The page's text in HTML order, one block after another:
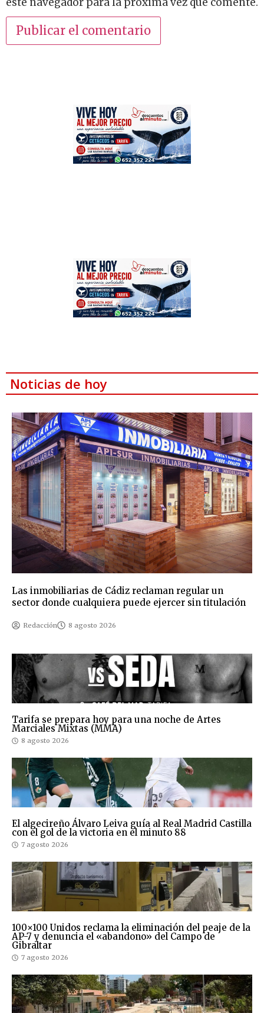
Noticias de hoy
Las inmobiliarias de Cádiz reclaman regular un
sector donde cualquiera puede ejercer sin titulación
Redacción 8 agosto 2026
Tarifa se prepara hoy para una noche de Artes
Marciales Mixtas (MMA)
8 agosto 2026
El algecireño Álvaro Leiva guía al Real Madrid Castilla
con el gol de la victoria en el minuto 88
7 agosto 2026
100×100 Unidos reclama la eliminación del peaje de la
AP-7 y denuncia el «abandono» del Campo de
Gibraltar
7 agosto 2026